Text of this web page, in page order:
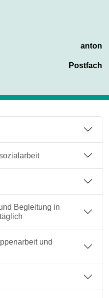
anton
Postfach
Begleitung in
und